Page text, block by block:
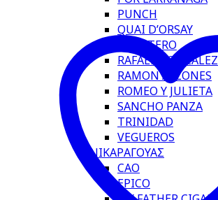
PUNCH
QUAI D’ORSAY
QUINTERO
RAFAEL GONZALEZ
RAMON ALLONES
ROMEO Y JULIETA
SANCHO PANZA
TRINIDAD
VEGUEROS
ΝΙΚΑΡΑΓΟΥΑΣ
CAO
EPICO